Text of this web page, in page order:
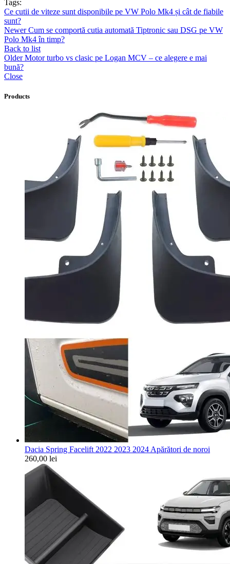
Tags:
Ce cutii de viteze sunt disponibile pe VW Polo Mk4 și cât de fiabile
sunt?
Newer Cum se comportă cutia automată Tiptronic sau DSG pe VW
Polo Mk4 în timp?
Back to list
Older Motor turbo vs clasic pe Logan MCV – ce alegere e mai
bună?
Close
Products
Dacia Spring Facelift 2022 2023 2024 Apărători de noroi
260,00 lei